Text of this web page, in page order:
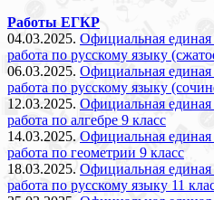
Работы ЕГКР
04.03.2025. Официальная единая
работа по русскому языку
06.03.2025. Официальная единая
работа по русскому языку
12.03.2025. Официальная единая
работа по алгебре 9 класс
14.03.2025. Официальная единая
работа по геометрии 9 класс
18.03.2025. Официальная единая
работа по русскому языку 11